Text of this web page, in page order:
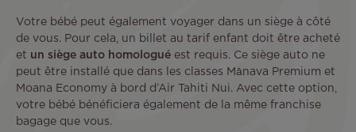
Votre bébé peut également voyager dans un siège à côté
de vous. Pour cela, un billet au tarif enfant doit être acheté
et un siège auto homologué est requis. Ce siège auto ne
peut être installé que dans les classes Mānava Premium et
Moana Economy à bord d’Air Tahiti Nui. Avec cette option,
votre bébé bénéficiera également de la même franchise
bagage que vous.